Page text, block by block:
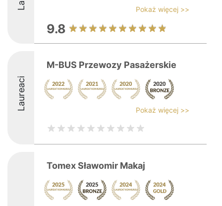
Pokaż więcej >>
9.8
Laureaci
M-BUS Przewozy Pasażerskie
Pokaż więcej >>
Tomex Sławomir Makaj